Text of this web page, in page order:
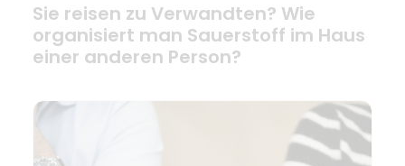
Sie reisen zu Verwandten? Wie
organisiert man Sauerstoff im Haus
einer anderen Person?